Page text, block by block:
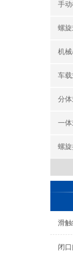
手
螺
机
车
分
一
螺
滑